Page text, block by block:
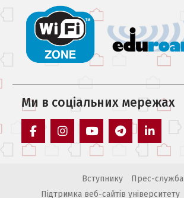
Ми в соцiальних мережах
facebook instagramyoutube telegram linkedin
Вступнику
Прес-служба
Підтримка веб-сайтів університету